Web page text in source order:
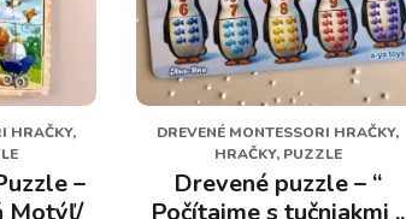
HRAČKY,
–
DREVENÉ MONTESSORI HRAČKY,
HRAČKY, PUZZLE
Drevené puzzle – “